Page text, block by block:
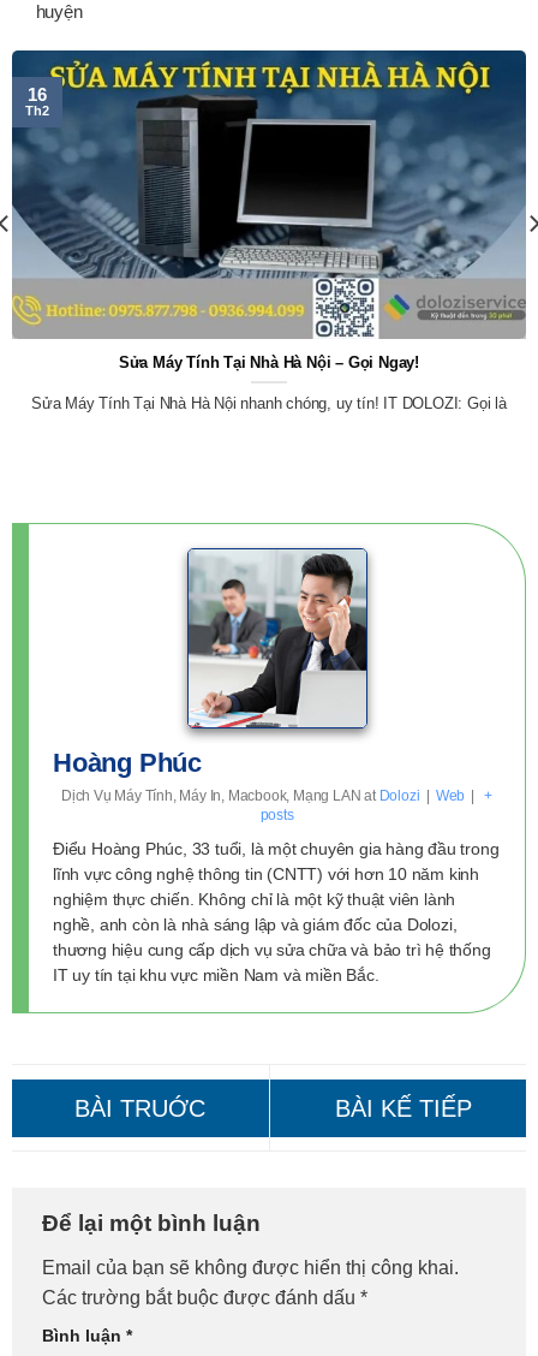
huyện
Sửa Máy Tính Tại Nhà Hà Nội – Gọi Ngay!
Sửa Máy Tính Tại Nhà Hà Nội nhanh chóng, uy tín! IT DOLOZI: Gọi là
16
Th2
Hoàng Phúc
Dịch Vụ Máy Tính, Máy In, Macbook, Mạng LAN at Dolozi | Web |
+
posts
Điểu Hoàng Phúc, 33 tuổi, là một chuyên gia hàng đầu trong
lĩnh vực công nghệ thông tin (CNTT) với hơn 10 năm kinh
nghiệm thực chiến. Không chỉ là một kỹ thuật viên lành
nghề, anh còn là nhà sáng lập và giám đốc của Dolozi,
thương hiệu cung cấp dịch vụ sửa chữa và bảo trì hệ thống
IT uy tín tại khu vực miền Nam và miền Bắc.
Đông Anh – Gọi Ngay!
Để lại một bình luận
Email của bạn sẽ không được hiển thị công khai.
Các trường bắt buộc được đánh dấu *
Bình luận *